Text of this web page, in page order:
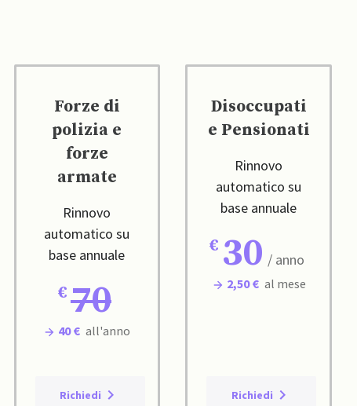
Forze di
polizia e
forze
armate
Rinnovo
automatico su
base annuale
70
40 € all'anno
Richiedi
Disoccupati
e Pensionati
Rinnovo
automatico su
base annuale
30 / anno
2,50 € al mese
Richiedi